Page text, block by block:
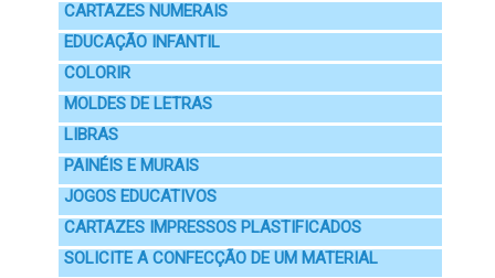
CARTAZES NUMERAIS
EDUCAÇÃO INFANTIL
COLORIR
MOLDES DE LETRAS
LIBRAS
PAINÉIS E MURAIS
JOGOS EDUCATIVOS
CARTAZES IMPRESSOS PLASTIFICADOS
SOLICITE A CONFECÇÃO DE UM MATERIAL